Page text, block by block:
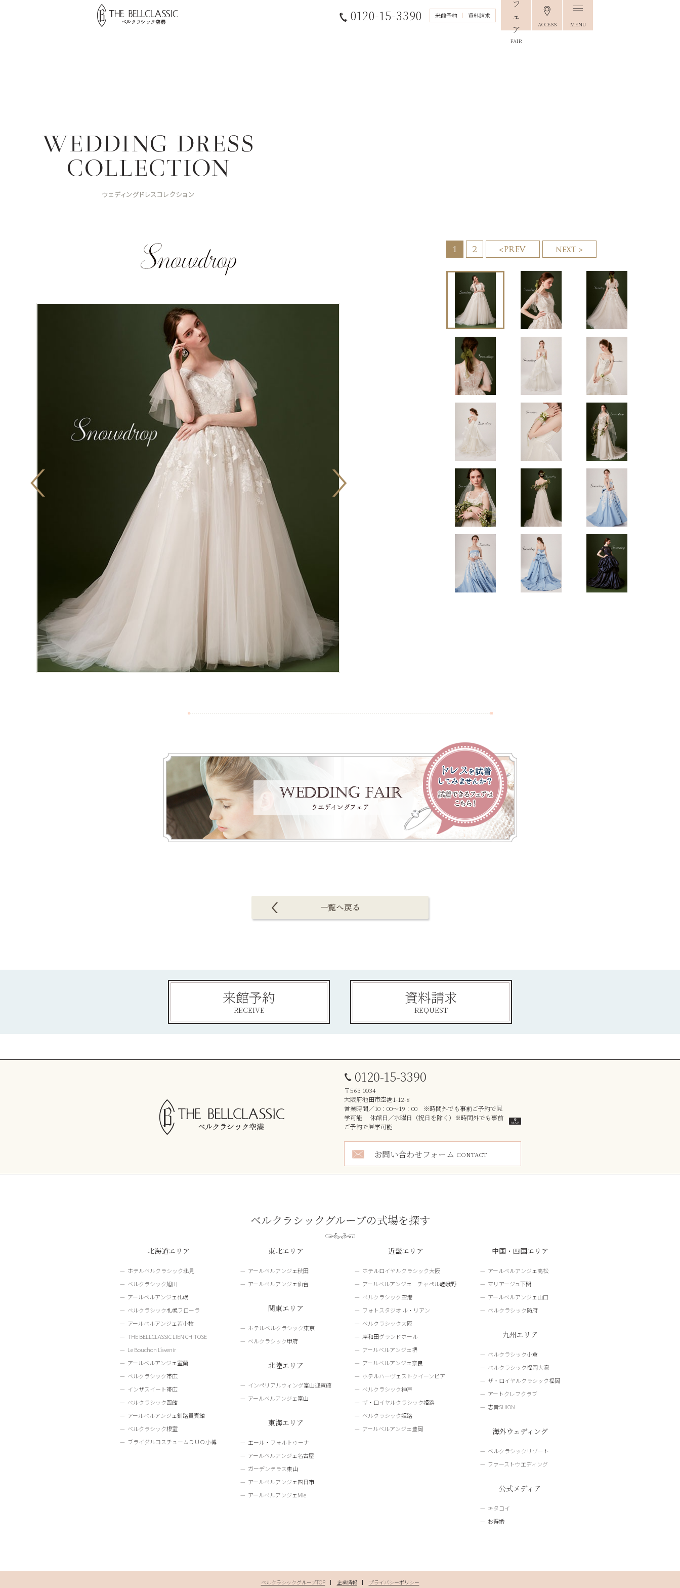
0120-15-3390 来館予約 資料請求
FAIR
ACCESS MENU
来館予約
RECEIVE
資料請求
REQUEST
0120-15-3390
〒563-0034
大阪府池田市空港1-12-8
営業時間／10：00～19：00 ※時間外でも事前ご予約で見
学可能 休館日／水曜日（祝日を除く）※時間外でも事前
ご予約で見学可能
お問い合わせフォーム CONTACT
ベルクラシックグループの式場を探す
北海道エリア
ホテルベルクラシック北見
ベルクラシック旭川
アールベルアンジェ札幌
ベルクラシック札幌フローラ
アールベルアンジェ苫小牧
THE BELLCLASSIC LIEN CHITOSE
Le Bouchon L’avenir
アールベルアンジェ室蘭
ベルクラシック帯広
インザスイート帯広
ベルクラシック函館
アールベルアンジェ釧路貴賓館
ベルクラシック根室
ブライダルコスチュームＤＵＯ小樽
東北エリア
アールベルアンジェ秋田
アールベルアンジェ仙台
関東エリア
ホテルベルクラシック東京
ベルクラシック甲府
北陸エリア
インペリアルウィング富山迎賓館
アールベルアンジェ富山
東海エリア
エール・フォルトゥーナ
アールベルアンジェ名古屋
ガーデンテラス東山
アールベルアンジェ四日市
アールベルアンジェMie
近畿エリア
ホテルロイヤルクラシック大阪
アールベルアンジェ チャペル嵯峨野
ベルクラシック空港
フォトスタジオ ル・リアン
ベルクラシック大阪
岸和田グランドホール
アールベルアンジェ堺
アールベルアンジェ奈良
ホテルハーヴェストクイーンピア
ベルクラシック神戸
ザ・ロイヤルクラシック姫路
ベルクラシック姫路
アールベルアンジェ豊岡
中国・四国エリア
アールベルアンジェ高松
マリアージュ下関
アールベルアンジェ山口
ベルクラシック防府
九州エリア
ベルクラシック小倉
ベルクラシック福岡大濠
ザ・ロイヤルクラシック福岡
アートクレフクラブ
志音SHION
海外ウェディング
ベルクラシックリゾート
ファーストウエディング
公式メディア
キタコイ
お得婚
ベルクラシックグループTOP 企業情報 プライバシーポリシー